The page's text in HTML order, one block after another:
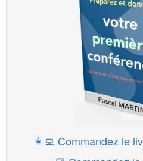
👩‍💻 Commandez le